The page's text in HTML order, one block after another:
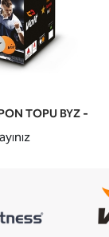
TOPU BYZ -